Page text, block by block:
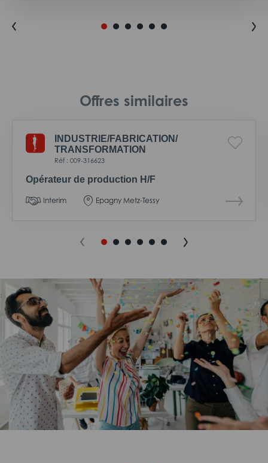
Offres similaires
INDUSTRIE/FABRICATION/
TRANSFORMATION
Réf : 009-316623
Opérateur de production H/F
Interim Epagny Metz-Tessy